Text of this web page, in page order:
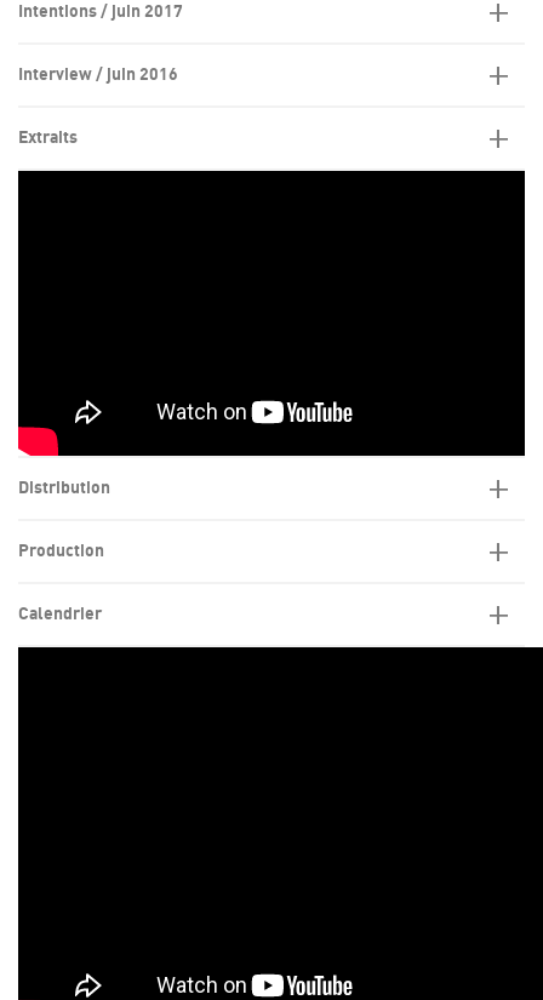
Intentions / juin 2017
Interview / juin 2016
Extraits
Distribution
Production
Calendrier